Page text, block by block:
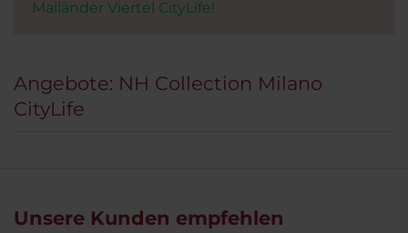
Mailänder Viertel CityLife!
Angebote: NH Collection Milano
CityLife
Unsere Kunden empfehlen